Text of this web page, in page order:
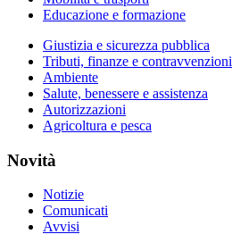
Educazione e formazione
Giustizia e sicurezza pubblica
Tributi, finanze e contravvenzioni
Ambiente
Salute, benessere e assistenza
Autorizzazioni
Agricoltura e pesca
Novità
Notizie
Comunicati
Avvisi